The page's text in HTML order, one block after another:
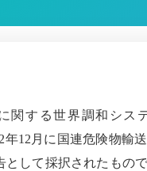
関する世界調和シス
年12 月に国連危険物輸
して採択されたもので